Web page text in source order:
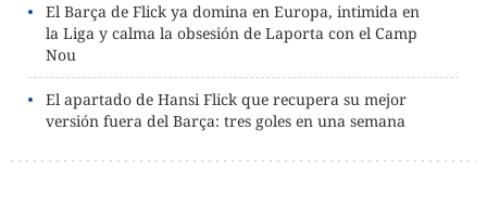
El Barça de Flick ya domina en Europa, intimida en
la Liga y calma la obsesión de Laporta con el Camp
Nou
El apartado de Hansi Flick que recupera su mejor
versión fuera del Barça: tres goles en una semana